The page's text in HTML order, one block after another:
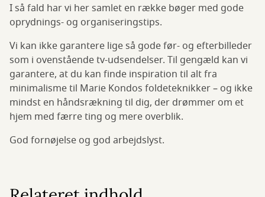
I så fald har vi her samlet en række bøger med gode
oprydnings- og organiseringstips.
Vi kan ikke garantere lige så gode før- og efterbilleder
som i ovenstående tv-udsendelser. Til gengæld kan vi
garantere, at du kan finde inspiration til alt fra
minimalisme til Marie Kondos foldeteknikker – og ikke
mindst en håndsrækning til dig, der drømmer om et
hjem med færre ting og mere overblik.
God fornøjelse og god arbejdslyst.